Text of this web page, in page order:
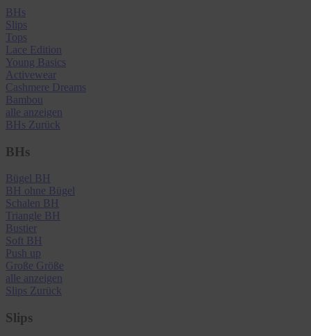
BHs
Slips
Tops
Lace Edition
Young Basics
Activewear
Cashmere Dreams
Bambou
alle anzeigen
BHs Zurück
BHs
Bügel BH
BH ohne Bügel
Schalen BH
Triangle BH
Bustier
Soft BH
Push up
Große Größe
alle anzeigen
Slips Zurück
Slips